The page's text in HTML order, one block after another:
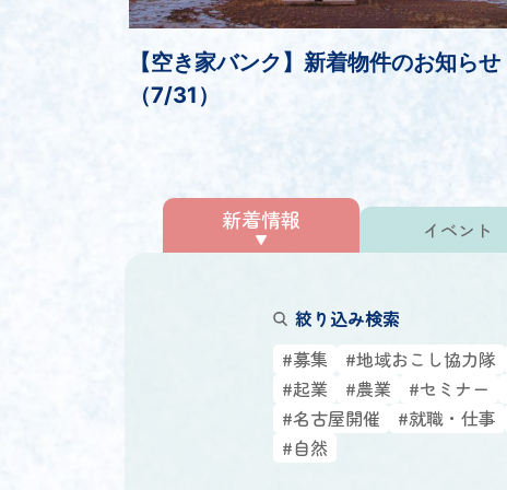
【空き家バンク】新着物件のお知らせ
（7/31）
新着情報 イベント
絞り込み検索
#募集
#地域おこし協力隊
#起業
#農業 #セミナー
#名古屋開催
#就職・仕事
#自然